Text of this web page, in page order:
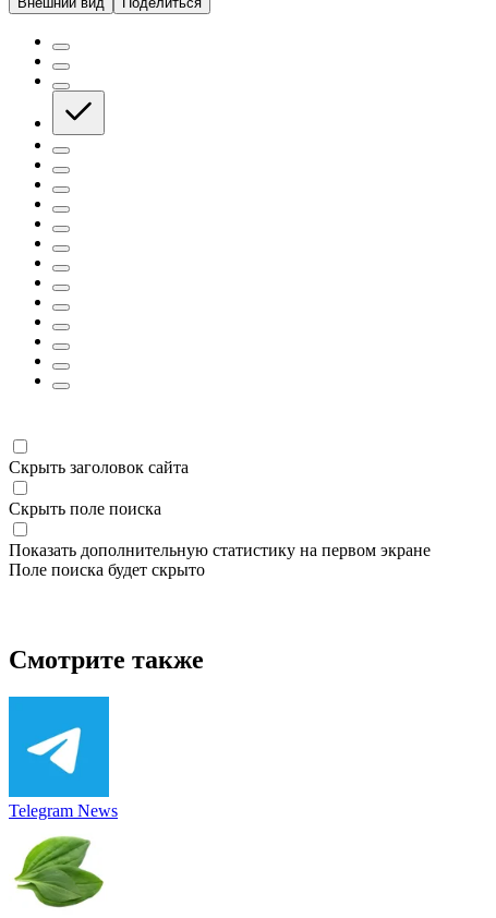
Скрыть заголовок сайта
Скрыть поле поиска
Показать дополнительную статистику на первом экране
Поле поиска будет скрыто
Смотрите также
Telegram News